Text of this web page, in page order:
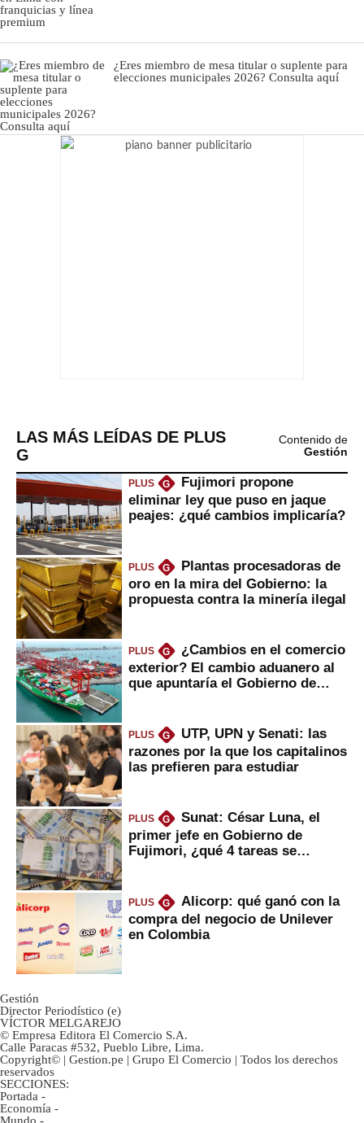
¿Eres miembro de mesa titular o suplente para
elecciones municipales 2026? Consulta aquí
LAS MÁS LEÍDAS DE PLUS
G
Contenido de
Gestión
PLUS G
Fujimori propone
eliminar ley que puso en jaque
peajes: ¿qué cambios implicaría?
PLUS G
Plantas procesadoras de
oro en la mira del Gobierno: la
propuesta contra la minería ilegal
PLUS G
¿Cambios en el comercio
exterior? El cambio aduanero al
que apuntaría el Gobierno de
PLUS G
UTP, UPN y Senati: las
razones por la que los capitalinos
las prefieren para estudiar
PLUS G
Sunat: César Luna, el
primer jefe en Gobierno de
Fujimori, ¿qué 4 tareas se
PLUS G
Alicorp: qué ganó con la
compra del negocio de Unilever
en Colombia
Gestión
Director Periodístico (e)
VÍCTOR MELGAREJO
© Empresa Editora El Comercio S.A.
Calle Paracas #532, Pueblo Libre, Lima.
Copyright© | Gestion.pe | Grupo El Comercio | Todos los derechos
reservados
SECCIONES:
Portada -
Economía -